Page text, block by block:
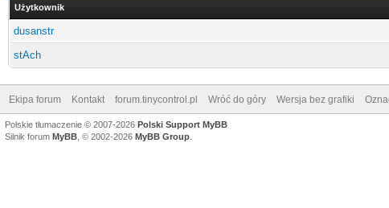
Użytkownik
dusanstr
stAch
Ekipa forum Kontakt forum.tinycontrol.pl Wróć do góry Wersja bez grafiki
Polskie tłumaczenie © 2007-2026 Polski Support MyBB
Silnik forum MyBB , © 2002-2026 MyBB Group